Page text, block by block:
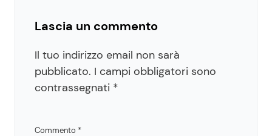
Lascia un commento
Il tuo indirizzo email non sarà
pubblicato. I campi obbligatori sono
contrassegnati *
Commento *